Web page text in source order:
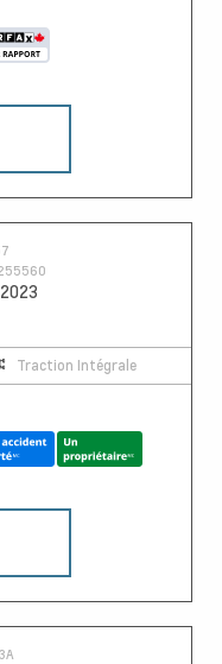
Traction Intégrale